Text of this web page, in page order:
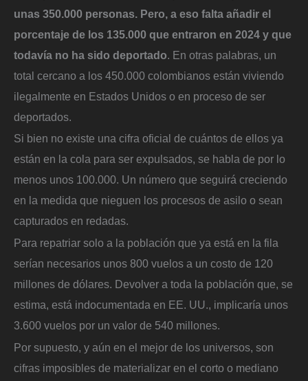
unas 350.000 personas. Pero, a eso falta añadir el
porcentaje de los 135.000 que entraron en 2024 y que
todavía no ha sido deportado. En otras palabras, un
total cercano a los 450.000 colombianos están viviendo
ilegalmente en Estados Unidos o en proceso de ser
deportados.
Si bien no existe una cifra oficial de cuántos de ellos ya
están en la cola para ser expulsados, se habla de por lo
menos unos 100.000. Un número que seguirá creciendo
en la medida que nieguen los procesos de asilo o sean
capturados en redadas.
Para repatriar solo a la población que ya está en la fila
serían necesarios unos 800 vuelos a un costo de 120
millones de dólares. Devolver a toda la población que, se
estima, está indocumentada en EE. UU., implicaría unos
3.600 vuelos por un valor de 540 millones.
Por supuesto, y aún en el mejor de los universos, son
cifras imposibles de materializar en el corto o mediano